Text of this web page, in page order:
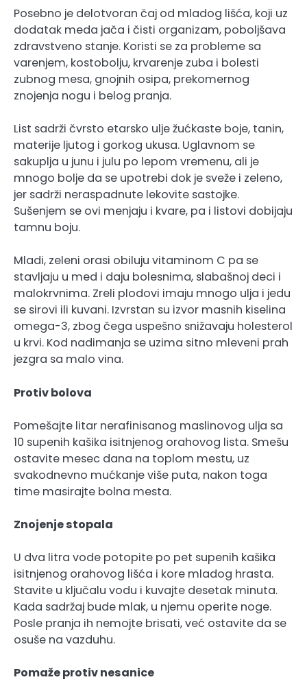
Posebno je delotvoran čaj od mladog lišća, koji uz
dodatak meda jača i čisti organizam, poboljšava
zdravstveno stanje. Koristi se za probleme sa
varenjem, kostobolju, krvarenje zuba i bolesti
zubnog mesa, gnojnih osipa, prekomernog
znojenja nogu i belog pranja.
List sadrži čvrsto etarsko ulje žućkaste boje, tanin,
materije ljutog i gorkog ukusa. Uglavnom se
sakuplja u junu i julu po lepom vremenu, ali je
mnogo bolje da se upotrebi dok je sveže i zeleno,
jer sadrži neraspadnute lekovite sastojke.
Sušenjem se ovi menjaju i kvare, pa i listovi dobijaju
tamnu boju.
Mladi, zeleni orasi obiluju vitaminom C pa se
stavljaju u med i daju bolesnima, slabašnoj deci i
malokrvnima. Zreli plodovi imaju mnogo ulja i jedu
se sirovi ili kuvani. Izvrstan su izvor masnih kiselina
omega-3, zbog čega uspešno snižavaju holesterol
u krvi. Kod nadimanja se uzima sitno mleveni prah
jezgra sa malo vina.
Protiv bolova
Pomešajte litar nerafinisanog maslinovog ulja sa
10 supenih kašika isitnjenog orahovog lista. Smešu
ostavite mesec dana na toplom mestu, uz
svakodnevno mućkanje više puta, nakon toga
time masirajte bolna mesta.
Znojenje stopala
U dva litra vode potopite po pet supenih kašika
isitnjenog orahovog lišća i kore mladog hrasta.
Stavite u ključalu vodu i kuvajte desetak minuta.
Kada sadržaj bude mlak, u njemu operite noge.
Posle pranja ih nemojte brisati, već ostavite da se
osuše na vazduhu.
Pomaže protiv nesanice